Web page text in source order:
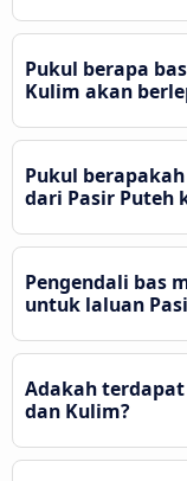
Pukul berapa
Kulim akan
Pukul
dari Pasir Puteh
Pengendali bas
untuk laluan
Adakah
dan Kulim?